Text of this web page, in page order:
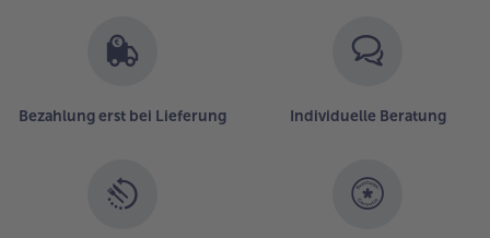
Bezahlung erst bei Lieferung Individuelle Beratung